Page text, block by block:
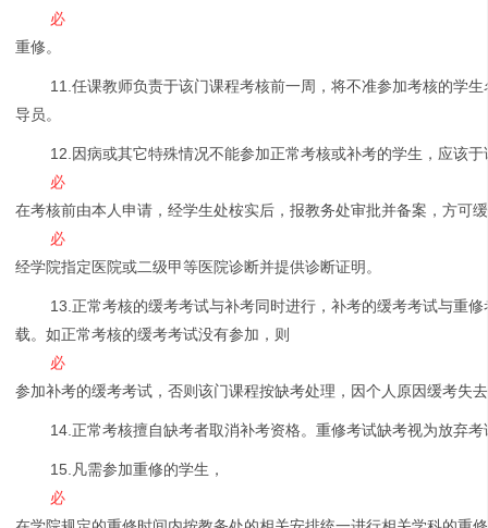
必
重修。
11.任课教师负责于该门课程考核前一周，将不准参加考核的学
导员。
12.因病或其它特殊情况不能参加正常考核或补考的学生，应该
必
在考核前由本人申请，经学生处桉实后，报教务处审批并备案，方可
必
经学院指定医院或二级甲等医院诊断并提供诊断证明。
13.正常考核的缓考考试与补考同时进行，补考的缓考考试与重
载。如正常考核的缓考考试没有参加，则
必
参加补考的缓考考试，否则该门课程按缺考处理，因个人原因缓考失
14.正常考核擅自缺考者取消补考资格。重修考试缺考视为放弃考
15.凡需参加重修的学生，
必